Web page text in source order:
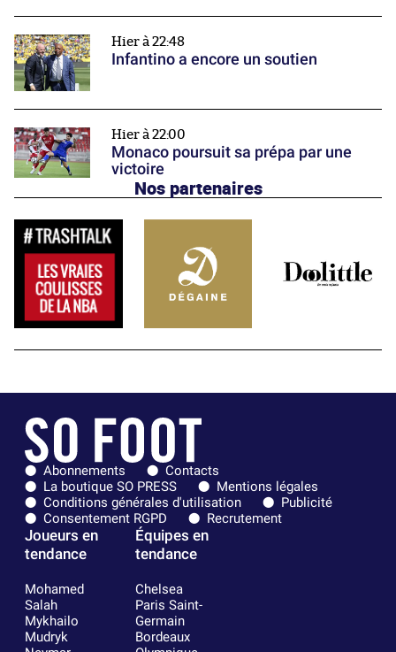
Hier à 22:48
Infantino a encore un soutien
Hier à 22:00
Monaco poursuit sa prépa par une
victoire
Nos partenaires
Abonnements
Contacts
La boutique SO PRESS
Mentions légales
Conditions générales d'utilisation
Publicité
Consentement RGPD
Recrutement
Joueurs en
tendance
Mohamed
Salah
Mykhailo
Mudryk
Équipes en
tendance
Chelsea
Paris Saint-
Germain
Bordeaux